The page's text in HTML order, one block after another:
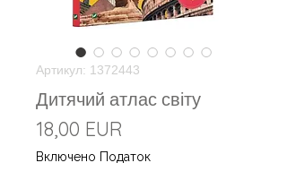
Артикул: 1372443
Дитячий атлас світу
18,00 EUR
Включено Податок